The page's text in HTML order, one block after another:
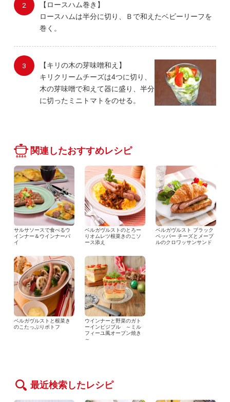
【ロースハム巻き】
ロースハムは半分に切り、Ｂで和えたベビーリーフを
巻く。
【キリの木の芽味噌和え】
キリクリームチーズは4つに切り、
木の芽味噌で和えて器に盛り、半分
に切ったミニトマトをのせる。
関連したおすすめレシピ
サルサソースで食べるウ
インナー＆ウインナーパ
イ
ベルガヴルストのとろー
りオムレツ根菜きのこソ
ース添え
ベルガヴルスト ブラック
ペッパー チーズとメープ
ルのクロワッサンサンド
ベルガヴルストと根菜き
のこたっぷりポトフ
ウインナーと野菜のガト
ーインビジブル ～ミル
フィーユ風オーブン焼き
～
最近検索したレシピ